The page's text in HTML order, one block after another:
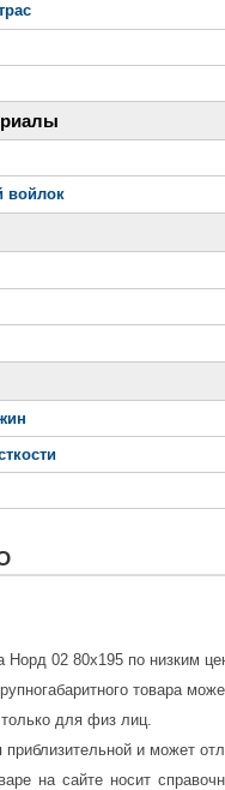
войлок
Норд 02 80x195 по низким
товара
для физ лиц.
приблизительной и может
на сайте носит